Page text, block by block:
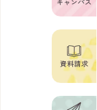
資料請求